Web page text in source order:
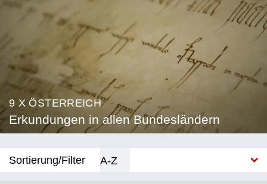
9 X ÖSTERREICH
Erkundungen in allen Bundesländern
Sortierung/Filter
A-Z